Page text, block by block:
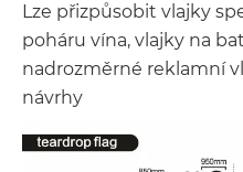
Lze přizpůsobit vlajky
poháru vína, vlajky na
nadrozměrné reklamní
návrhy